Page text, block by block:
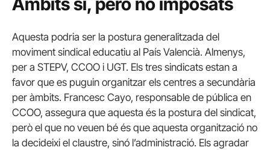
Aquesta podria ser la postura generalitzada del
moviment sindical educatiu al País Valencià. Almenys,
per a STEPV, CCOO i UGT. Els tres sindicats estan a
favor que es puguin organitzar els centres a secundària
per àmbits. Francesc Cayo, responsable de pública en
CCOO, assegura que aquesta és la postura del sindicat,
però el que no veuen bé és que aquesta organització no
la decideixi el claustre, sinó l’administració. Els agradar